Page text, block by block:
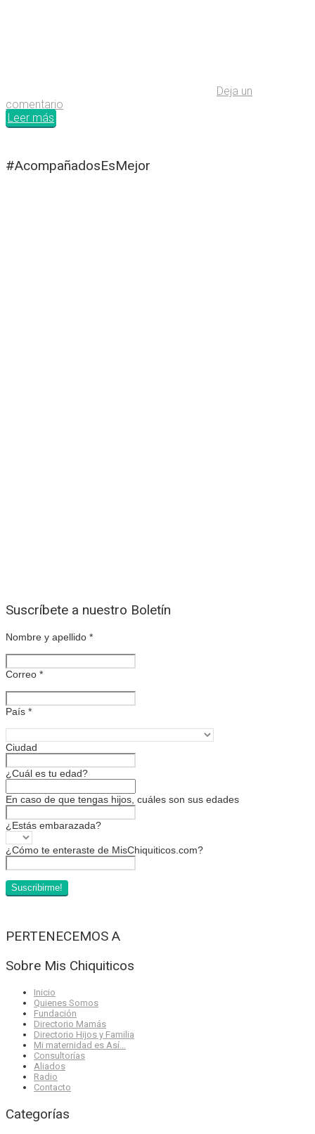
Deja un
comentario
Leer más
#AcompañadosEsMejor
Suscríbete a nuestro Boletín
Nombre y apellido *
Correo *
País *
Ciudad
¿Cuál es tu edad?
En caso de que tengas hijos, cuáles son sus edades
¿Estás embarazada?
¿Cómo te enteraste de MisChiquiticos.com?
PERTENECEMOS A
Sobre Mis Chiquiticos
Inicio
Quienes Somos
Fundación
Directorio Mamás
Directorio Hijos y Familia
Mi maternidad es Así…
Consultorías
Aliados
Radio
Contacto
Categorías